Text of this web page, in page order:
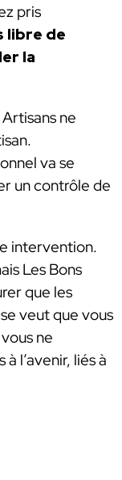
pris
libre de
la
ne
va se
un contrôle de
intervention.
Les Bons
que les
veut que vous
ne
l’avenir, liés à